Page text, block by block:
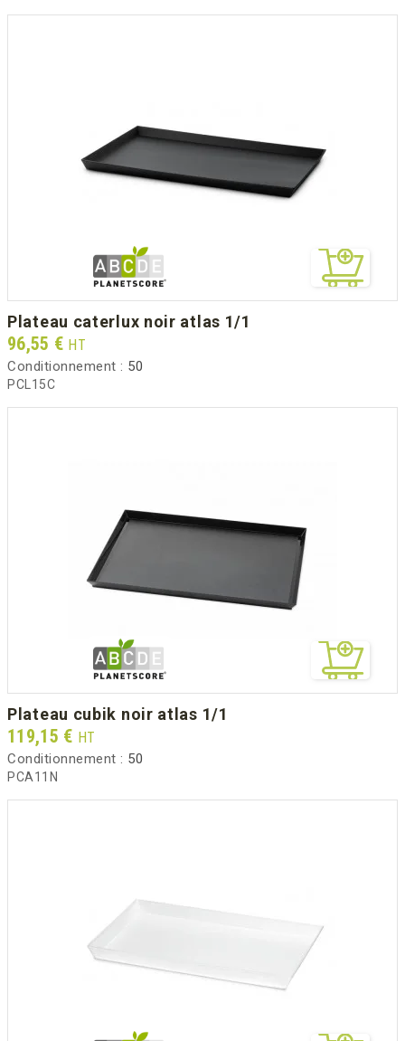
plateau caterlux noir atlas 1/1
Prix
96,55 € HT
Conditionnement : 50
PCL15C
plateau cubik noir atlas 1/1
Prix
119,15 € HT
Conditionnement : 50
PCA11N